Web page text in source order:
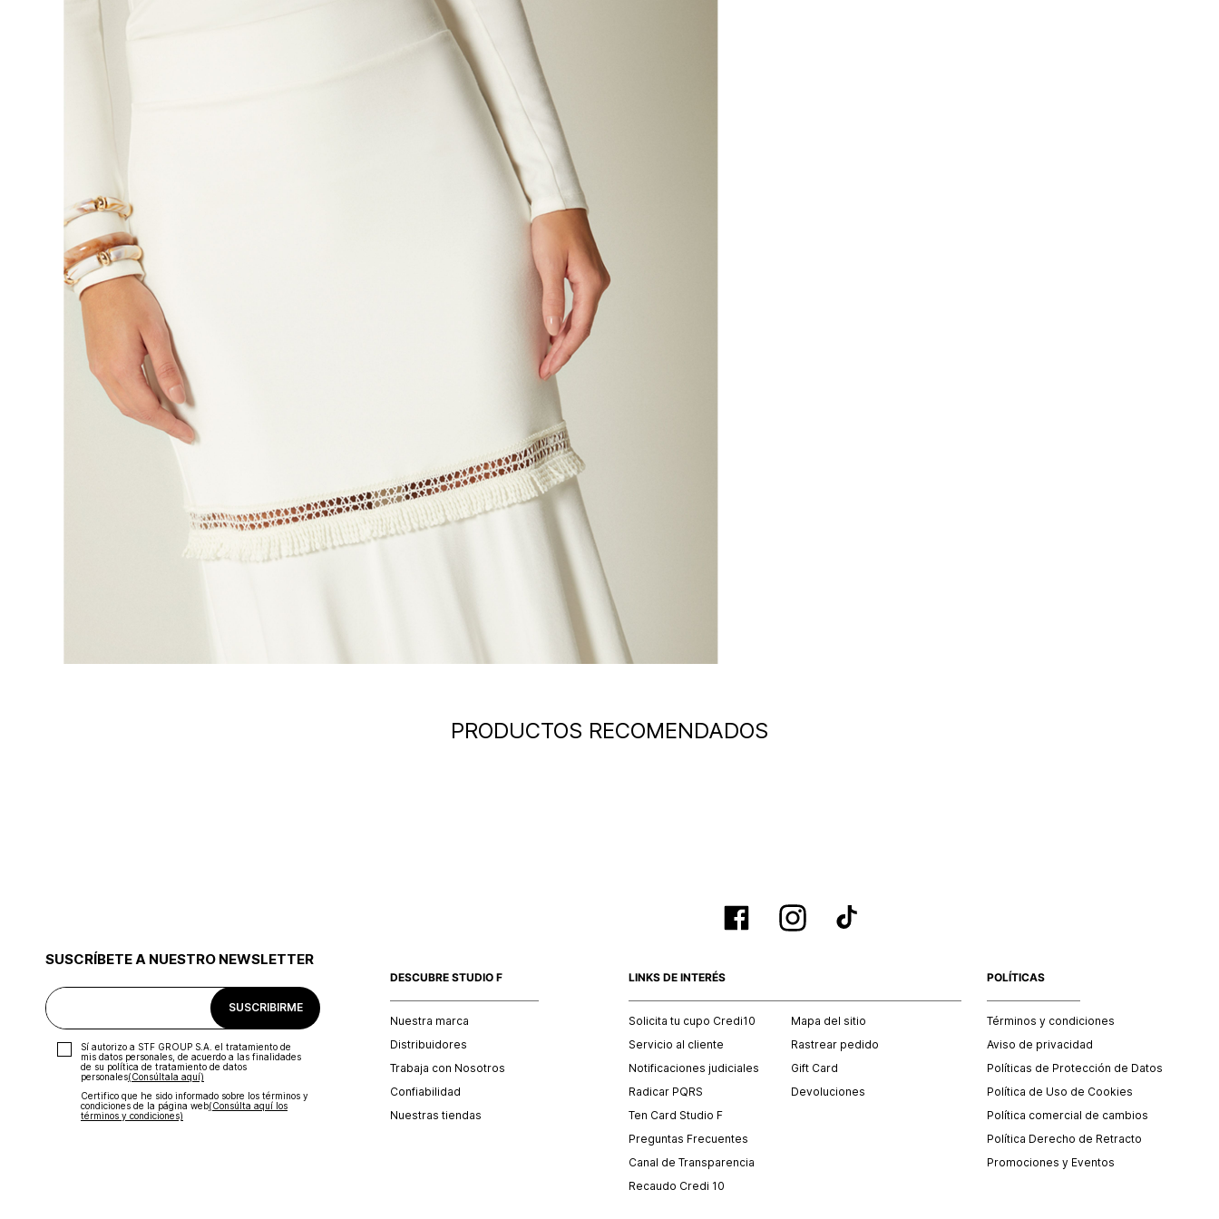
PRODUCTOS RECOMENDADOS
SUSCRÍBETE A NUESTRO NEWSLETTER
SUSCRIBIRME
Sí autorizo a STF GROUP S.A. el tratamiento de
mis datos personales, de acuerdo a las finalidades
de su política de tratamiento de datos
personales‎(Consúltala aquí)
Certifico que he sido informado sobre los términos y
condiciones de la página web‎(Consúlta aquí los
términos y condiciones)
DESCUBRE STUDIO F
Nuestra marca
Distribuidores
Trabaja con Nosotros
Confiabilidad
Nuestras tiendas
LINKS DE INTERÉS
Solicita tu cupo Credi10
Servicio al cliente
Notificaciones judiciales
Radicar PQRS
Ten Card Studio F
Preguntas Frecuentes
Canal de Transparencia
Recaudo Credi 10
Mapa del sitio
Rastrear pedido
Gift Card
Devoluciones
POLÍTICAS
Términos y condiciones
Aviso de privacidad
Políticas de Protección de Datos
Política de Uso de Cookies
Política comercial de cambios
Política Derecho de Retracto
Promociones y Eventos